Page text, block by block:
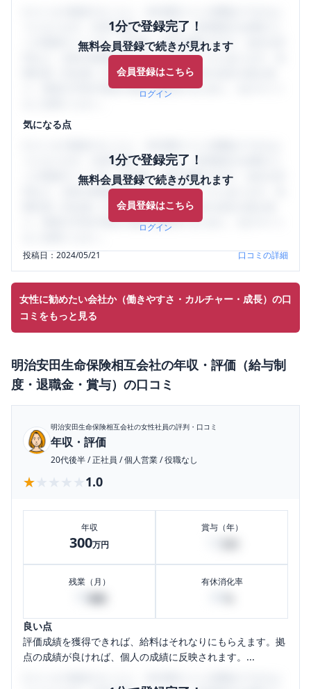
1分で登録完了！
無料会員登録で続きが見れます
会員登録はこちら
ログイン
うになります。SHEHUB(シーハブ)は、女性限定の企業口コ
ミの投稿サイトです。給与面・女性の働きやすさ・会社の評
判など、女性の転職は気にすべき点がたくさんあります。先
輩社員（元社員）の口コミを通して、本当の会社の姿を知
り、将来の不安や現在の悩みを解消するために、ぜひサイト
気になる点
1分で登録完了！
無料会員登録で続きが見れます
会員登録はこちら
ログイン
うになります。SHEHUB(シーハブ)は、女性限定の企業口コ
ミの投稿サイトです。給与面・女性の働きやすさ・会社の評
判など、女性の転職は気にすべき点がたくさんあります。先
輩社員（元社員）の口コミを通して、本当の会社の姿を知
り、将来の不安や現在の悩みを解消するために、ぜひサイト
投稿日：2024/05/21 口コミの詳細
女性に勧めたい会社か（働きやすさ・カルチャー・成長）の口
コミをもっと見る
明治安田生命保険相互会社の年収・評価（給与制
度・退職金・賞与） の口コミ
明治安田生命保険相互会社の女性社員の評判・口コミ
年収・評価
20代後半/正社員 /個人営業/役職なし
★★★★★
★★★★★ 1.0
年収
300万円
賞与（年）
残業（月） 有休消化率
良い点
評価成績を獲得できれば、給料はそれなりにもらえます。拠
点の成績が良ければ、個人の成績に反映されます。...